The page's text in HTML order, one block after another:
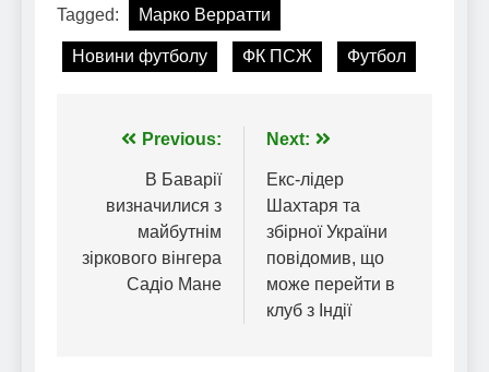
Tagged: Марко Верратти
Новини футболу ФК ПСЖ Футбол
Навігація
записів
Previous:
В Баварії
визначилися з
майбутнім
зіркового вінгера
Садіо Мане
Next:
Екс-лідер
Шахтаря та
збірної України
повідомив, що
може перейти в
клуб з Індії